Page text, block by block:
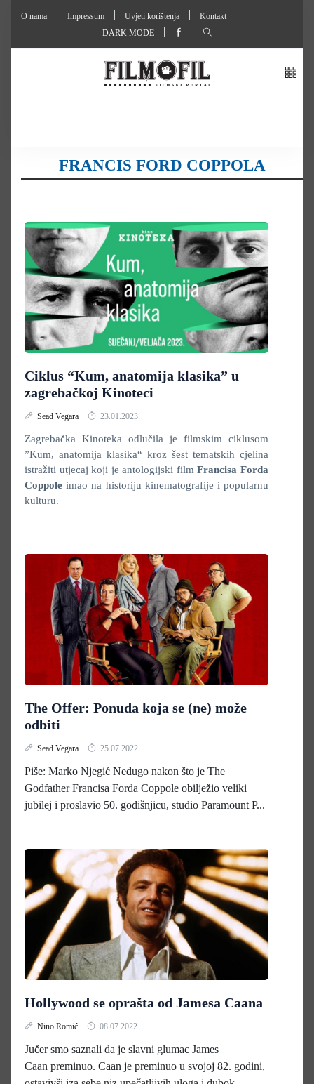
O nama Impressum Uvjeti korištenja
Kontakt
DARK MODE
FRANCIS FORD COPPOLA
Ciklus “Kum, anatomija klasika” u
zagrebačkoj Kinoteci
Sead Vegara 23.01.2023.
Zagrebačka Kinoteka odlučila je filmskim ciklusom
”Kum, anatomija klasika“ kroz šest tematskih cjelina
istražiti utjecaj koji je antologijski filmFrancisa Forda
Coppole imao na historiju kinematografije i popularnu
kulturu.
The Offer: Ponuda koja se (ne) može
odbiti
Sead Vegara 25.07.2022.
Piše: Marko Njegić Nedugo nakon što je The
Godfather Francisa Forda Coppole obilježio veliki
jubilej i proslavio 50. godišnjicu, studio Paramount P...
Hollywood se oprašta od Jamesa Caana
Nino Romić 08.07.2022.
Jučer smo saznali da je slavni glumac James
Caan preminuo. Caan je preminuo u svojoj 82. godini,